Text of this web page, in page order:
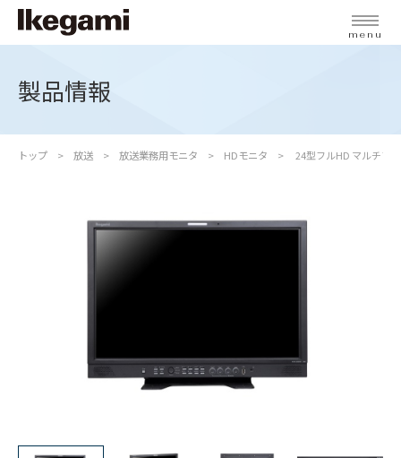
menu
製品情報
トップ 放送 放送業務用モニタ HDモニタ 24型フルHD マルチフ